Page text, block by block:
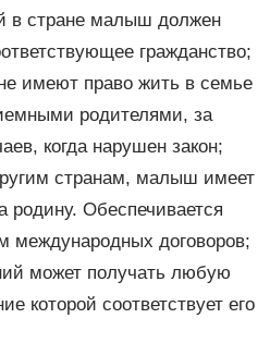
в стране малыш должен
гражданство;
имеют право жить в семье
родителями, за
когда нарушен закон;
странам, малыш имеет
родину. Обеспечивается
международных договоров;
может получать любую
которой соответствует его